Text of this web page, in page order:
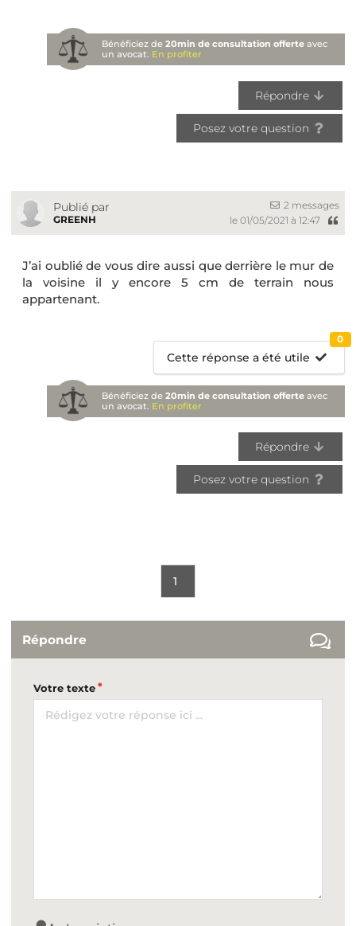
Bénéficiez de20min de consultation offerte avec
un avocat. En profiter
Répondre
Posez votre question
Publié par
GREENH
2 messages
le 01/05/2021 à 12:47
J’ai oublié de vous dire aussi que derrière le mur de
la voisine il y encore 5 cm de terrain nous
appartenant.
Cette réponse a été utile
0
Bénéficiez de20min de consultation offerte avec
un avocat. En profiter
Répondre
Posez votre question
1
Répondre
Votre texte